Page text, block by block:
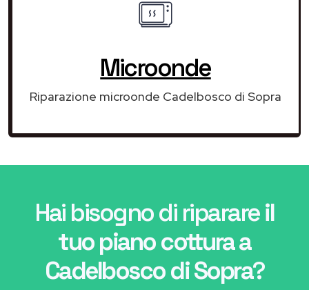
Microonde
Riparazione microonde Cadelbosco di Sopra
Hai bisogno di riparareil
tuo piano cottura a
Cadelbosco di Sopra?